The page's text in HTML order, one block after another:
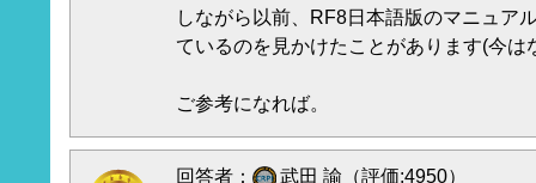
しながら以前、RF8日本語版のマニュア
ているのを見かけたことがあります(今は
ご参考になれば。
回答者： 武田 諭（評価:4950）